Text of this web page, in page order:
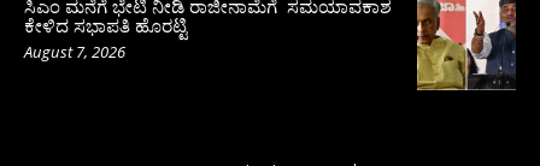
ಸಿಎಂ ಮನೆಗೆ ಭೇಟಿ ನೀಡಿ ರಾಜೀನಾಮೆಗೆ ಸಮಯಾವಕಾಶ
ಕೇಳಿದ ಸಭಾಪತಿ ಹೊರಟ್ಟಿ
August 7, 2026